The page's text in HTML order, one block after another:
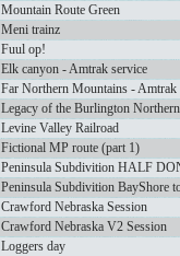
Mountain Route Green
Meni trainz
Fuul op!
Elk canyon - Amtrak service
Far Northern Mountains - Amtrak
Legacy of the Burlington
Levine Valley Railroad
Fictional MP route (part 1)
Peninsula Subdivition HALF
Peninsula Subdivition BayShore
Crawford Nebraska Session
Crawford Nebraska V2 Session
Loggers day